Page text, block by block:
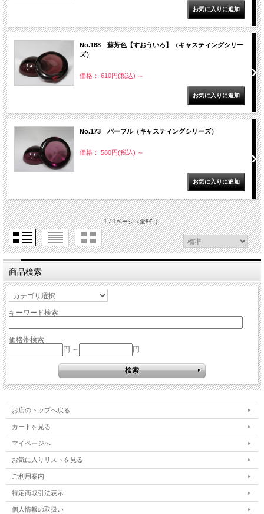
No.168 蘇芳色【すおういろ】（キャスティングシリー
ズ）
価格： 610円(税込) ～
No.173 パープル（キャスティングシリーズ）
価格： 580円(税込) ～
1 / 1ページ（全8件）
商品検索
キーワード検索
価格帯検索
円 ～
円
お店のトップへ戻る
カートを見る
マイページへ
お気に入りリストを見る
ご利用案内
特定商取引法表示
個人情報の取扱い